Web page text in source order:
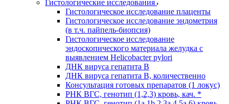
Гистологические исследования
Гистологическое исследование плаценты
Гистологическое исследование эндометрия
(в т.ч. пайпель-биопсия)
Гистологическое исследование
эндоскопического материала желудка с
выявлением Helicobacter pylori
ДНК вируса гепатита B
ДНК вируса гепатита B, количественно
Консультация готовых препаратов (1 локус)
РНК ВГC, генотип (1,2,3) кровь, кач. *